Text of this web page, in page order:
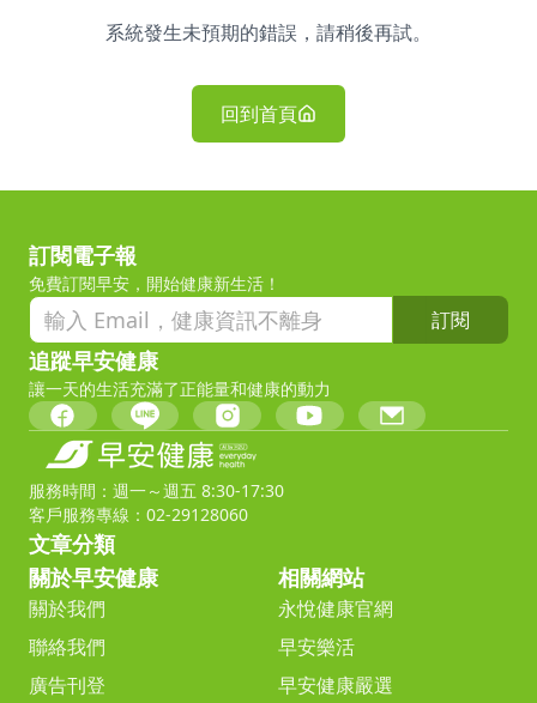
系統發生未預期的錯誤，請稍後再試。
回到首頁
訂閱電子報
免費訂閱早安，開始健康新生活！
訂閱
追蹤早安健康
讓一天的生活充滿了正能量和健康的動力
服務時間：週一～週五 8:30-17:30
客戶服務專線：02-29128060
文章分類
關於早安健康
關於我們
聯絡我們
廣告刊登
相關網站
永悅健康官網
早安樂活
早安健康嚴選